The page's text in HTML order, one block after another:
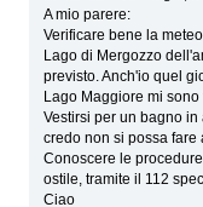
A mio parere:
Verificare bene la
Lago di Mergozzo
previsto. Anch'io quel
Lago Maggiore mi
Vestirsi per un bagno
credo non si possa
Conoscere le
ostile, tramite il 112
Ciao